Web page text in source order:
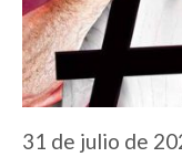
31 de julio de